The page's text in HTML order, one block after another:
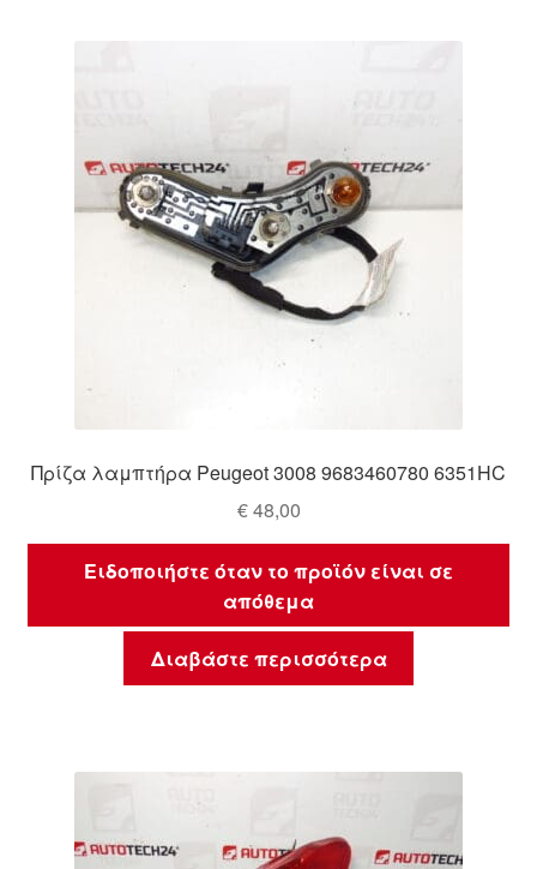
Οροι και Προϋποθέσεις
Παγκόσμια αποστολή
Σχετικά με εμάς
Πρίζα λαμπτήρα Peugeot 3008 9683460780 6351HC
€48,00
Ειδοποιήστε όταν το προϊόν είναι σε
απόθεμα
Διαβάστε περισσότερα